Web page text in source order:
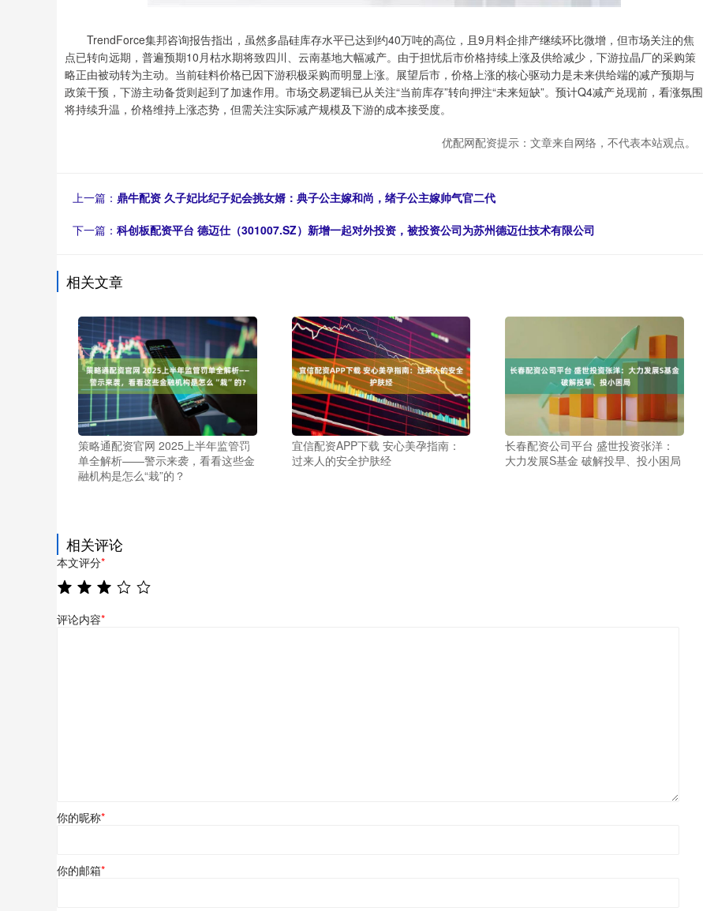
TrendForce集邦咨询报告指出，虽然多晶硅库存水平已达到约40万吨的高位，且9月料企排产继续环比微增，但市场关注的焦
点已转向远期，普遍预期10月枯水期将致四川、云南基地大幅减产。由于担忧后市价格持续上涨及供给减少，下游拉晶厂的采购策
略正由被动转为主动。当前硅料价格已因下游积极采购而明显上涨。展望后市，价格上涨的核心驱动力是未来供给端的减产预期与
政策干预，下游主动备货则起到了加速作用。市场交易逻辑已从关注“当前库存”转向押注“未来短缺”。预计Q4减产兑现前，看涨氛围
将持续升温，价格维持上涨态势，但需关注实际减产规模及下游的成本接受度。
优配网配资提示：文章来自网络，不代表本站观点。
上一篇： 鼎牛配资 久子妃比纪子妃会挑女婿：典子公主嫁和尚，绪子公主嫁帅气官二代
下一篇： 科创板配资平台 德迈仕（301007.SZ）新增一起对外投资，被投资公司为苏州德迈仕技术有限公司
相关文章
策略通配资官网 2025上半年监管罚
单全解析——警示来袭，看看这些金
融机构是怎么“栽”的？
宜信配资APP下载 安心美孕指南：
过来人的安全护肤经
长春配资公司平台 盛世投资张洋：
大力发展S基金 破解投早、投小困局
相关评论
本文评分*
评论内容*
你的昵称*
你的邮箱*